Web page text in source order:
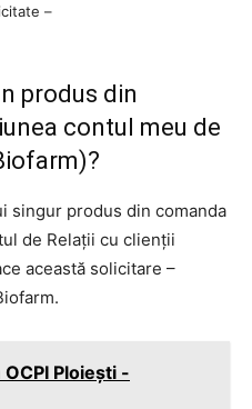
–
produs din
contul meu de
singur produs din comanda
de Relații cu clienții
această solicitare –
Ploieşti -